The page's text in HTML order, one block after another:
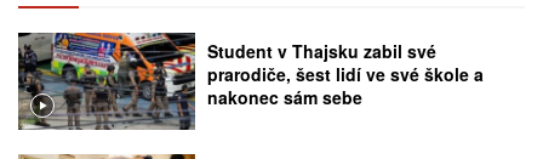
Student v Thajsku zabil své
prarodiče, šest lidí ve své škole a
nakonec sám sebe